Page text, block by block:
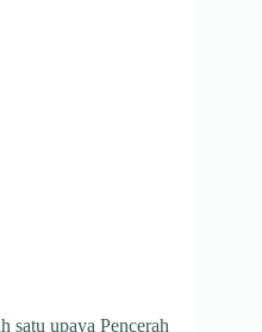
satu upaya Pencerah